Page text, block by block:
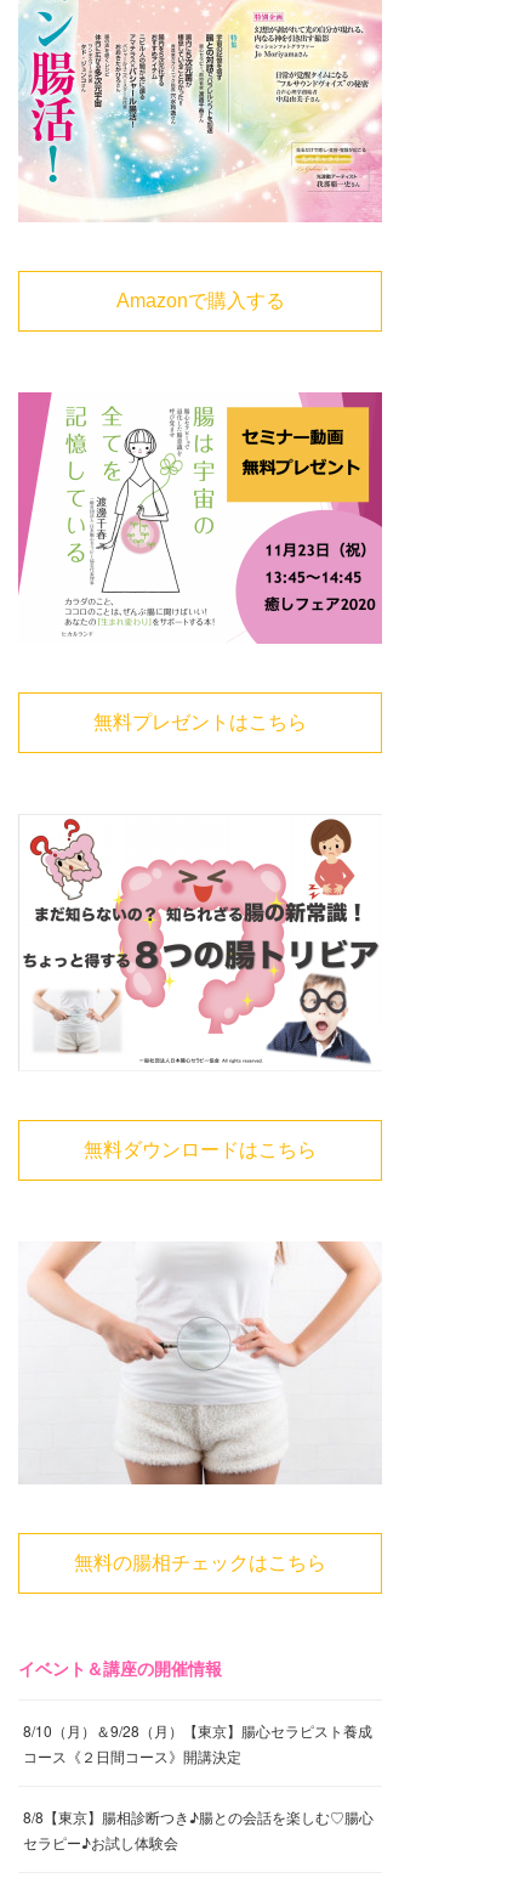
Amazonで購入する
無料プレゼントはこちら
無料ダウンロードはこちら
無料の腸相チェックはこちら
イベント＆講座の開催情報
8/10（月）＆9/28（月）【東京】腸心セラピスト養成
コース《２日間コース》開講決定
8/8【東京】腸相診断つき♪腸との会話を楽しむ♡腸心
セラピー♪お試し体験会